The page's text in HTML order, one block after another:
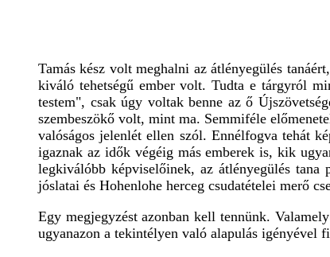
Tamás kész volt meghalni az átlényegülés
kiváló tehetségű ember volt. Tudta e tárgyról
testem", csak úgy voltak benne az ő
szembeszökő volt, mint ma. Semmiféle
valóságos jelenlét ellen szól. Ennélfogva tehát
igaznak az idők végéig más emberek is, kik
legkiválóbb képviselőinek, az átlényegülés
jóslatai és Hohenlohe herceg csudatételei merő
Egy megjegyzést azonban kell tennünk.
ugyanazon a tekintélyen való alapulás igényével